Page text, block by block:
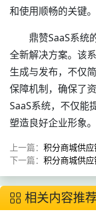
和使用顺畅的关键。
鼎赞SaaS系统
全新解决方案。该
生成与发布，不仅
保障机制，确保了
SaaS系统，不仅能
塑造良好企业形象。
上一篇： 积分商城供
下一篇： 积分商城供
相关内容推荐